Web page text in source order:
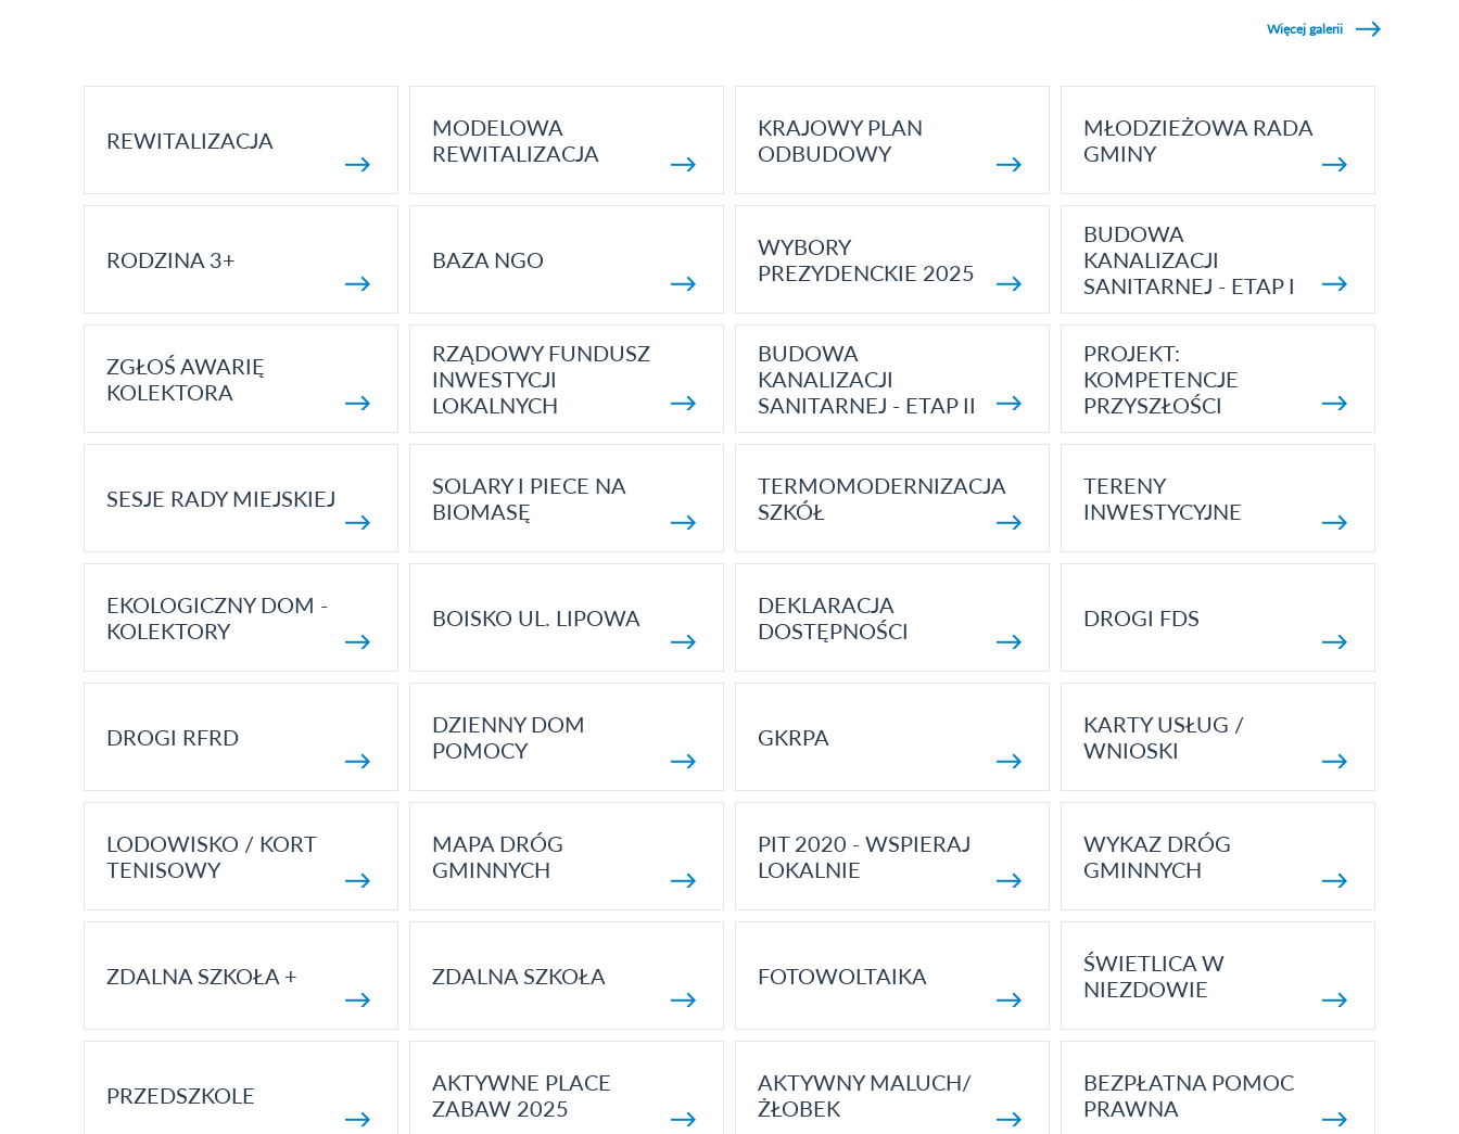
Więcej galerii
REWITALIZACJA
MODELOWA
REWITALIZACJA
KRAJOWY PLAN
ODBUDOWY
MŁODZIEŻOWA RADA
GMINY
RODZINA 3+ BAZA NGO
WYBORY
PREZYDENCKIE 2025
BUDOWA
KANALIZACJI
SANITARNEJ - ETAP I
ZGŁOŚ AWARIĘ
KOLEKTORA
RZĄDOWY FUNDUSZ
INWESTYCJI
LOKALNYCH
BUDOWA
KANALIZACJI
SANITARNEJ - ETAP II
PROJEKT:
KOMPETENCJE
PRZYSZŁOŚCI
SESJE RADY MIEJSKIEJ
SOLARY I PIECE NA
BIOMASĘ
TERMOMODERNIZACJA
SZKÓŁ
TERENY
INWESTYCYJNE
EKOLOGICZNY DOM -
KOLEKTORY
BOISKO UL. LIPOWA
DEKLARACJA
DOSTĘPNOŚCI
DROGI FDS
DROGI RFRD
DZIENNY DOM
POMOCY
GKRPA
KARTY USŁUG /
WNIOSKI
LODOWISKO / KORT
TENISOWY
MAPA DRÓG
GMINNYCH
PIT 2020 - WSPIERAJ
LOKALNIE
WYKAZ DRÓG
GMINNYCH
ZDALNA SZKOŁA + ZDALNA SZKOŁA FOTOWOLTAIKA
ŚWIETLICA W
NIEZDOWIE
PRZEDSZKOLE
AKTYWNE PLACE
ZABAW 2025
AKTYWNY MALUCH/
ŻŁOBEK
BEZPŁATNA POMOC
PRAWNA